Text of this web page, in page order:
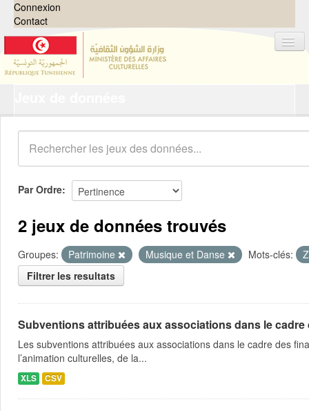
Connexion
Contact
Organisations
Groupes
Demandes 0
À propos
Par Ordre
2 jeux de données trouvés
Groupes: Patrimoine Musique et Danse Mots-clés:
Filtrer les resultats
Subventions attribuées aux associations dans le
Les subventions attribuées aux associations dans le cadre des
l’animation culturelles, de la...
XLS CSV